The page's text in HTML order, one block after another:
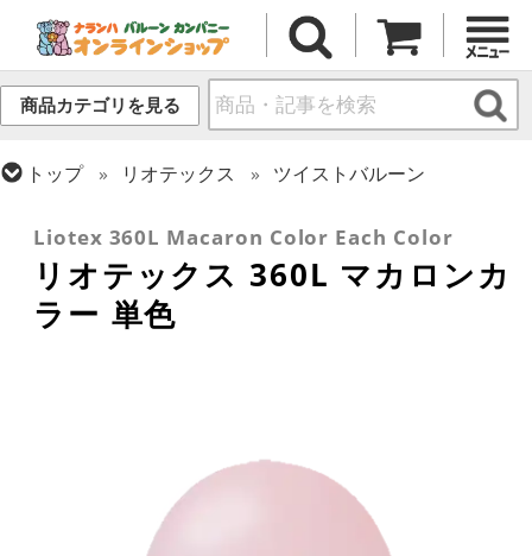
商品カテゴリを見る
トップ リオテックス
ツイストバルーン
Liotex 360L Macaron Color Each Color
リオテックス 360L マカロンカ
ラー 単色